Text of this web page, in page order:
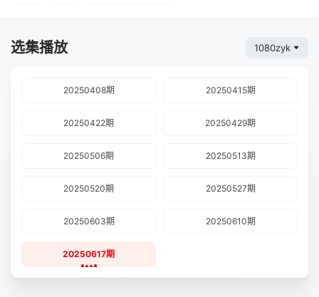
选集播放 1080zyk
20250408期 20250415期
20250422期 20250429期
20250506期 20250513期
20250520期 20250527期
20250603期 20250610期
20250617期